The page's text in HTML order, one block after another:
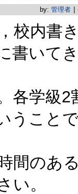
by: 管理者
校内書
書いて
各学級2
うこと
間のあ
い。